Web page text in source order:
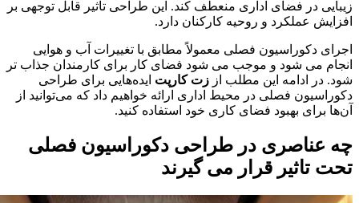
زیبایی در فضای اداری منعطف کند. این طراحی تاثیر قابل توجهی بر
افزایش عملکرد و روحیه کارکنان دارد.
اجرای دکوراسیون فصلی معمولاً مطابق با تغییرات آب و هوایی
انجام می شود و موجب می شود فضای کار برای کارمندان جذاب تر
شود. در ادامه این مطلب از زت کارپت ایده‌هایی برای طراحی
دکوراسیون فصلی در محیط اداری ارائه خواهیم داد که می‌توانید از
آن‌ها برای بهبود فضای کاری خود استفاده کنید.
چه عناصری در طراحی دکوراسیون فصلی
تحت تاثیر قرار می گیرند